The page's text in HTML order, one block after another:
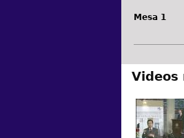
Mesa 1
Videos